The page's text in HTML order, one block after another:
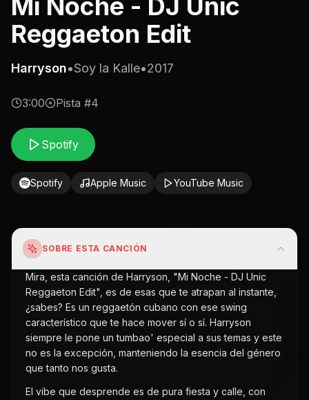
Mi Noche - DJ Unic
Reggaeton Edit
Harryson•Soy la Kalle•2017
3:00 Pista #4
Spotify
Spotify Apple Music YouTube Music
SOBRE ESTA CANCIÓN
Mira, esta canción de Harryson, "Mi Noche - DJ Unic
Reggaeton Edit", es de esas que te atrapan al instante,
¿sabes? Es un reggaetón cubano con ese swing
característico que te hace mover sí o sí. Harryson
siempre le pone un tumbao' especial a sus temas y este
no es la excepción, manteniendo la esencia del género
que tanto nos gusta.
El vibe que desprende es de pura fiesta y calle, con